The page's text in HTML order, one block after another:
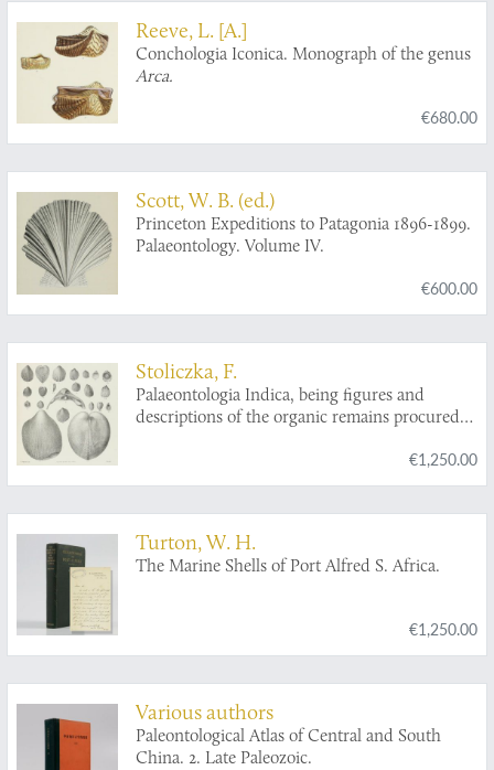
Reeve, L. [A.]
Conchologia Iconica. Monograph of the genus
Arca.
€680.00
Scott, W. B. (ed.)
Princeton Expeditions to Patagonia 1896-1899.
Palaeontology. Volume IV.
€600.00
Stoliczka, F.
Palaeontologia Indica, being figures and
descriptions of the organic remains procured
India. Vol. III. The Pelecypoda, with a review of
all known genera of this class, fossil and
€1,250.00
Turton, W. H.
The Marine Shells of Port Alfred S. Africa.
€1,250.00
Various authors
Paleontological Atlas of Central and South
China. 2. Late Paleozoic.